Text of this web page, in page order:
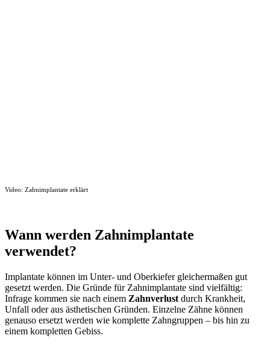
Video: Zahnimplantate erklärt
Wann werden Zahnimplantate
verwendet?
Implantate können im Unter- und Oberkiefer gleichermaßen gut
gesetzt werden. Die Gründe für Zahnimplantate sind vielfältig:
Infrage kommen sie nach einem Zahnverlust durch Krankheit,
Unfall oder aus ästhetischen Gründen. Einzelne Zähne können
genauso ersetzt werden wie komplette Zahngruppen – bis hin zu
einem kompletten Gebiss.